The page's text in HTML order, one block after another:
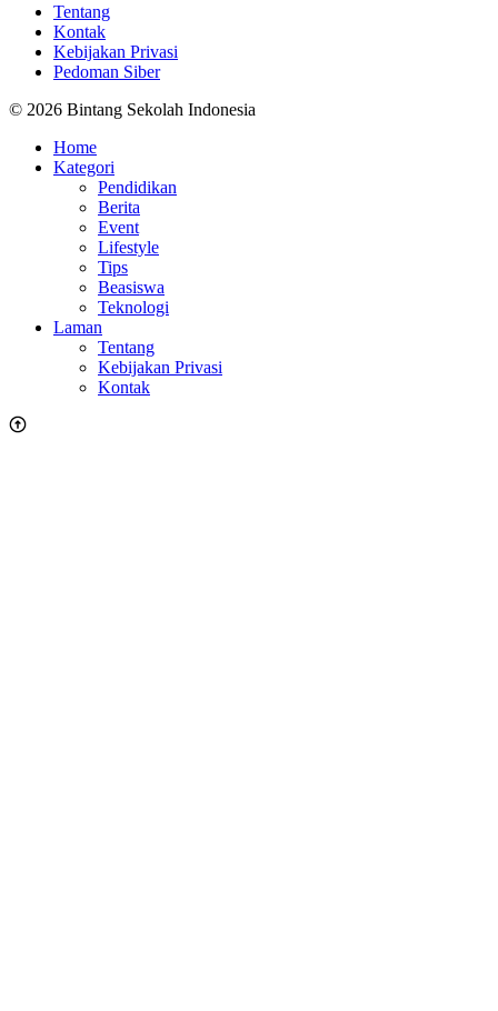
Tentang
Kontak
Kebijakan Privasi
Pedoman Siber
© 2026 Bintang Sekolah Indonesia
Home
Kategori
Pendidikan
Berita
Event
Lifestyle
Tips
Beasiswa
Teknologi
Laman
Tentang
Kebijakan Privasi
Kontak